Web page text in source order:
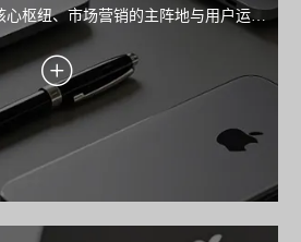
枢纽、市场营销的主阵地与用户运营
在为企业规划并构建一个集品牌展示、
户服务于一体的高端官方网站，确保
，更是驱动业务增长的战略资产。